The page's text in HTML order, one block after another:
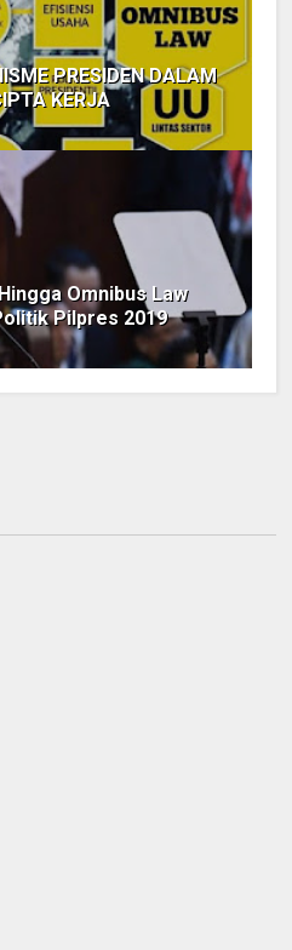
PRESIDEN DALAM
KERJA
Omnibus Law
Pilpres 2019